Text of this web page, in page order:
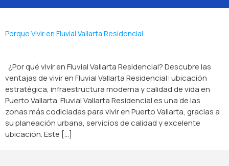
Porque Vivir en Fluvial Vallarta Residencial.
¿Por qué vivir en Fluvial Vallarta Residencial? Descubre las
ventajas de vivir en Fluvial Vallarta Residencial: ubicación
estratégica, infraestructura moderna y calidad de vida en
Puerto Vallarta. Fluvial Vallarta Residencial es una de las
zonas más codiciadas para vivir en Puerto Vallarta, gracias a
su planeación urbana, servicios de calidad y excelente
ubicación. Este […]